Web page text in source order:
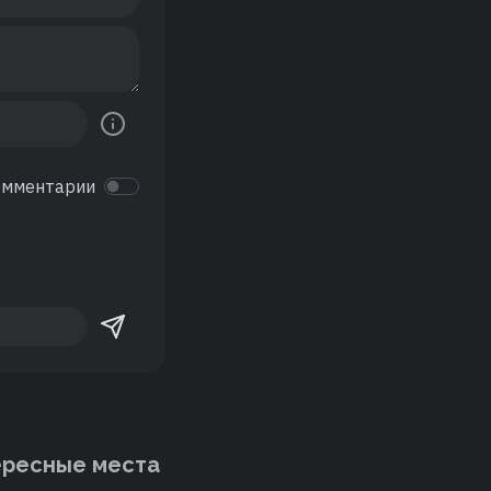
места